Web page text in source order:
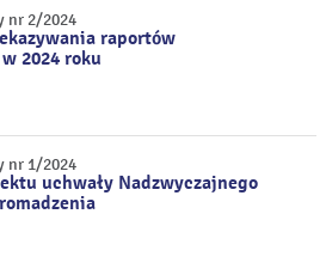
nr 2/2024
raportów
2024 roku
nr 1/2024
uchwały Nadzwyczajnego